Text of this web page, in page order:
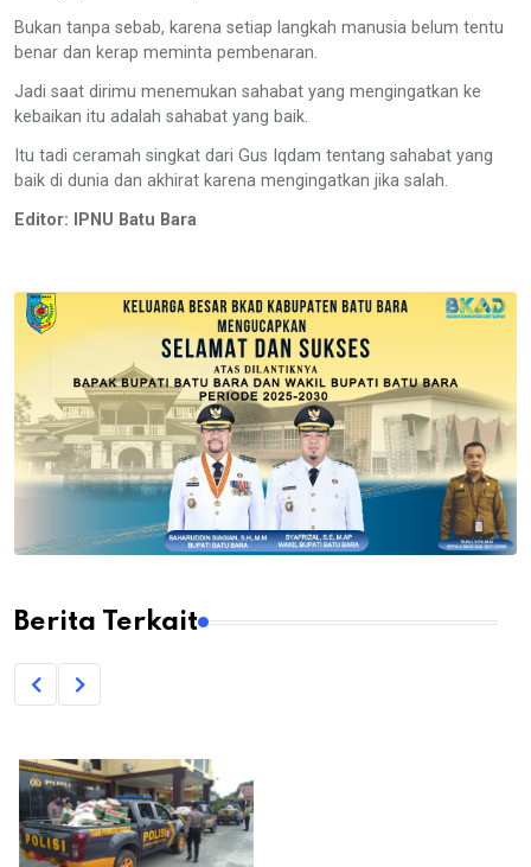
Bukan tanpa sebab, karena setiap langkah manusia belum tentu
benar dan kerap meminta pembenaran.
Jadi saat dirimu menemukan sahabat yang mengingatkan ke
kebaikan itu adalah sahabat yang baik.
Itu tadi ceramah singkat dari Gus Iqdam tentang sahabat yang
baik di dunia dan akhirat karena mengingatkan jika salah.
Editor: IPNU Batu Bara
Berita Terkait